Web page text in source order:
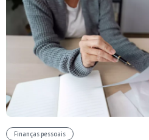
Finanças pessoais